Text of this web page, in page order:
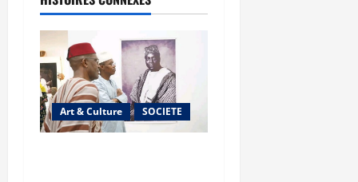
Art & Culture SOCIETE